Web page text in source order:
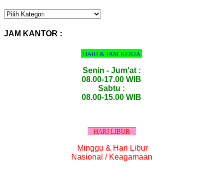
KATEGORI
JAM KANTOR :
HARI & JAM KERJA
Senin - Jum'at :
08.00-17.00 WIB
Sabtu :
08.00-15.00 WIB
HARI LIBUR
Minggu & Hari Libur
Nasional / Keagamaan